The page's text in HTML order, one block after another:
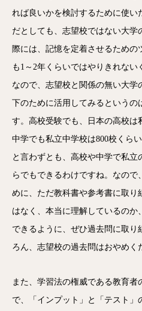
れば良いかを検討するために使い
だとしても、志望校ではない大
際には、記憶を定着させるため
も1～2年くらいではやりきれない
なので、志望校と関係の無い大
下のために活用してみるというの
す。高校受験でも、日本の高校は
中学でも私立中学校は800校くら
と言わずとも、高校や中学で私
らでもできるわけですね。なの
めに、ただ教科書や参考書に取り
はなく、本当に理解しているのか
できるように、ぜひ過去問に取り
ろん、志望校の過去問はおやめく
また、学習法の権威である教育者
で、「インプット」と「テスト